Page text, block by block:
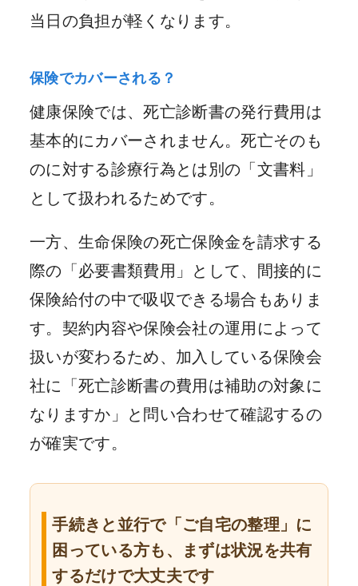
当日の負担が軽くなります。
保険でカバーされる？
健康保険では、死亡診断書の発行費用は
基本的にカバーされません。死亡そのも
のに対する診療行為とは別の「文書料」
として扱われるためです。
一方、生命保険の死亡保険金を請求する
際の「必要書類費用」として、間接的に
保険給付の中で吸収できる場合もありま
す。契約内容や保険会社の運用によって
扱いが変わるため、加入している保険会
社に「死亡診断書の費用は補助の対象に
なりますか」と問い合わせて確認するの
が確実です。
手続きと並行で「ご自宅の整理」に
困っている方も、まずは状況を共有
するだけで大丈夫です